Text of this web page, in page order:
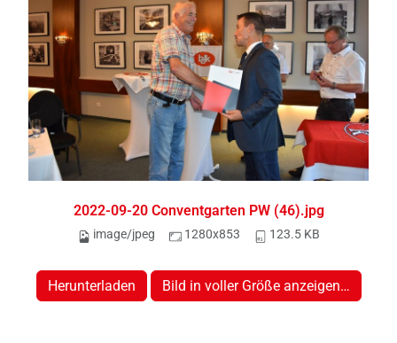
2022-09-20 Conventgarten PW (46).jpg
image/jpeg 1280x853 123.5 KB
Herunterladen Bild in voller Größe anzeigen…